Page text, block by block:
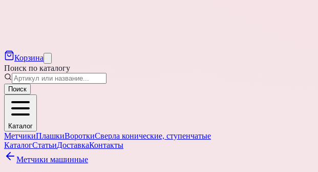
Корзина
Поиск по каталогу
Поиск
Каталог
МетчикиПлашкиВороткиСверла конические, ступенчатые
КаталогСтатьиДоставкаКонтакты
Метчики машинные